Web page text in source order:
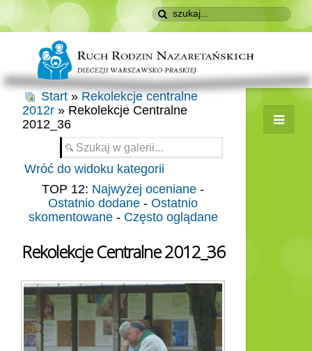
Start » Rekolekcje centralne
2012r » Rekolekcje Centralne
2012_36
Wróć do widoku kategorii
TOP 12: Najwyżej oceniane -
Ostatnio dodane - Ostatnio
skomentowane- Często oglądane
Rekolekcje Centralne 2012_36